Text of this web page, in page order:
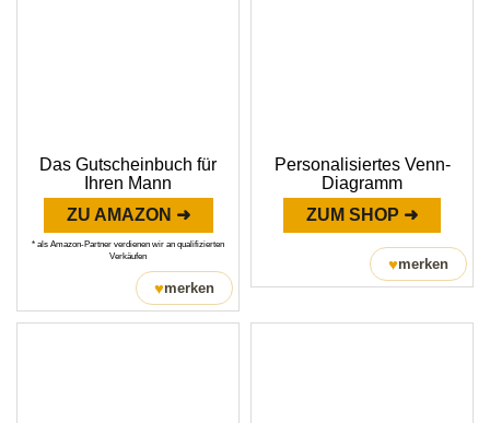
Das Gutscheinbuch für
Ihren Mann
ZU AMAZON ➜
* als Amazon-Partner verdienen wir an qualifizierten
Verkäufen
♥merken
Personalisiertes Venn-
Diagramm
ZUM SHOP ➜
♥merken